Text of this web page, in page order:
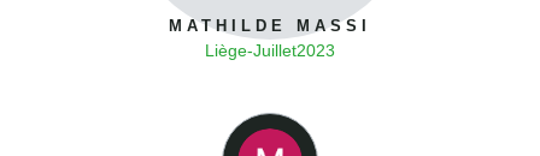
MATHILDE MASSI
Liège-Juillet2023